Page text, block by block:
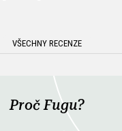
VŠECHNY RECENZE
Proč Fugu?